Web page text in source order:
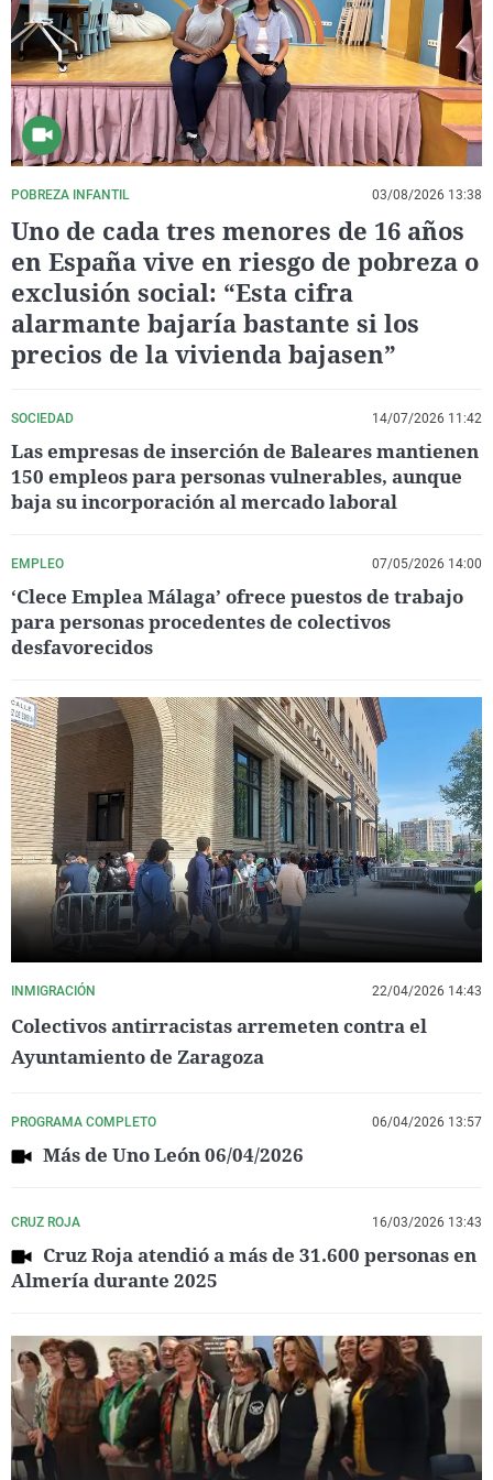
La rosa de los vientos
Gente viajera
Como el perro y el
Caso
Retornados
Equipo de
Operación Viuda
Extremadura
Galicia
La Rioja
Navarra
País Vasco
Virales
Televisión
Elecciones
POBREZA INFANTIL 03/08/2026 13:38
Uno de cada tres menores de 16 años
en España vive en riesgo de pobreza o
exclusión social: “Esta cifra
alarmante bajaría bastante si los
precios de la vivienda bajasen”
SOCIEDAD 14/07/2026 11:42
Las empresas de inserción de Baleares mantienen
150 empleos para personas vulnerables, aunque
baja su incorporación al mercado laboral
EMPLEO 07/05/2026 14:00
‘Clece Emplea Málaga’ ofrece puestos de trabajo
para personas procedentes de colectivos
desfavorecidos
INMIGRACIÓN 22/04/2026 14:43
Colectivos antirracistas arremeten contra el
Ayuntamiento de Zaragoza
PROGRAMA COMPLETO 06/04/2026 13:57
Más de Uno León 06/04/2026
CRUZ ROJA 16/03/2026 13:43
Cruz Roja atendió a más de 31.600 personas en
Almería durante 2025